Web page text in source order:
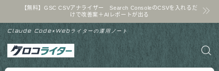
【無料】GSC CSVアナライザー Search ConsoleのCSVを入れるだ
けで改善案＋AIレポートが出る
Claude Code×Webライターの運用ノート